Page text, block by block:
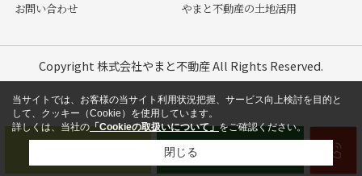
お問い合わせ
やまと不動産の土地活用
Copyright 株式会社やまと不動産 All Rights Reserved.
当サイトでは、お客様の当サイト利用状況把握、サービス向上検討を目的と
して、クッキー（Cookie）を使用しています。
詳しくは、当社の「Cookieの取扱いについて」をご確認ください。
閉じる